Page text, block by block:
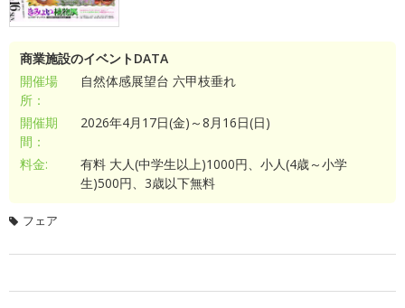
商業施設のイベントDATA
開催場
所：
自然体感展望台 六甲枝垂れ
開催期
間：
2026年4月17日(金)～8月16日(日)
料金:
有料 大人(中学生以上)1000円、小人(4歳～小学
生)500円、3歳以下無料
フェア